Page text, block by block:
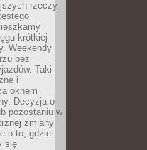
rzeczy
krótkiej
Weekendy
bez
Taki
i
oknem
Decyzja o
pozostaniu w
zmiany
o to, gdzie
się